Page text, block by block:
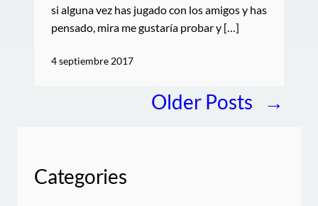
si alguna vez has jugado con los amigos y has
pensado, mira me gustaría probar y […]
4 septiembre 2017
Older Posts →
Categories